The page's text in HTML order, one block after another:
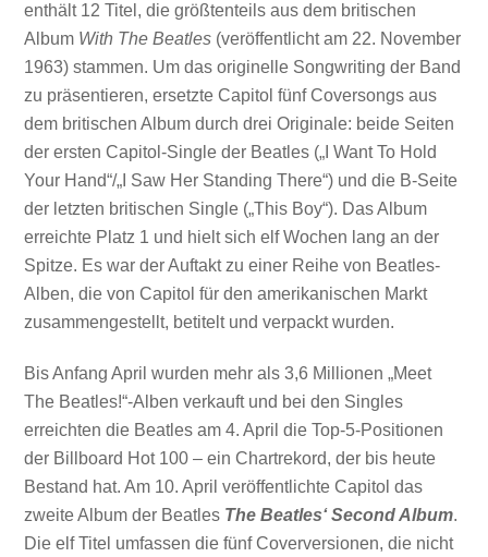
enthält 12 Titel, die größtenteils aus dem britischen
Album With The Beatles (veröffentlicht am 22. November
1963) stammen. Um das originelle Songwriting der Band
zu präsentieren, ersetzte Capitol fünf Coversongs aus
dem britischen Album durch drei Originale: beide Seiten
der ersten Capitol-Single der Beatles („I Want To Hold
Your Hand“/„I Saw Her Standing There“) und die B-Seite
der letzten britischen Single („This Boy“). Das Album
erreichte Platz 1 und hielt sich elf Wochen lang an der
Spitze. Es war der Auftakt zu einer Reihe von Beatles-
Alben, die von Capitol für den amerikanischen Markt
zusammengestellt, betitelt und verpackt wurden.
Bis Anfang April wurden mehr als 3,6 Millionen „Meet
The Beatles!“-Alben verkauft und bei den Singles
erreichten die Beatles am 4. April die Top-5-Positionen
der Billboard Hot 100 – ein Chartrekord, der bis heute
Bestand hat. Am 10. April veröffentlichte Capitol das
zweite Album der Beatles The Beatles‘ Second Album.
Die elf Titel umfassen die fünf Coverversionen, die nicht